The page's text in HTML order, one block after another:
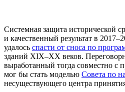
Системная защита исторической
и качественный результат в
удалось спасти от сноса по
зданий XIX–XX веков.
выработанный тогда совместно с
мог бы стать моделью Совета по
несуществующего центра